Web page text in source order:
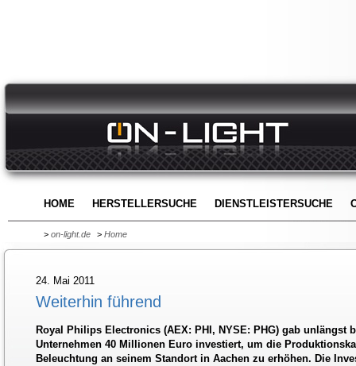
HOME HERSTELLERSUCHE DIENSTLEISTERSUCHE
> on-light.de > Home
24. Mai 2011
Weiterhin führend
Royal Philips Electronics (AEX: PHI, NYSE: PHG) gab unlängst
Unternehmen 40 Millionen Euro investiert, um die
Beleuchtung an seinem Standort in Aachen zu erhöhen. Die